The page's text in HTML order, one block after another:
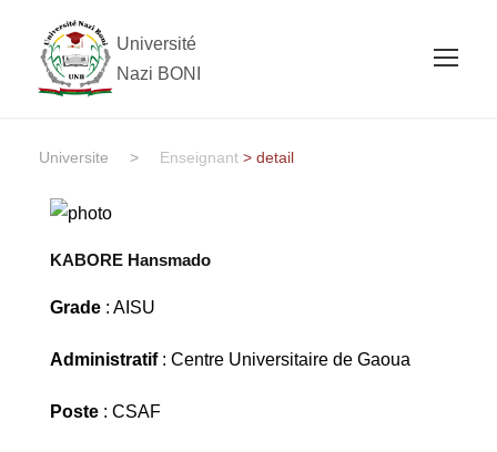
Université
Nazi BONI
Universite > Enseignant > detail
KABORE Hansmado
Grade: AISU
Administratif : Centre Universitaire de Gaoua
Poste: CSAF